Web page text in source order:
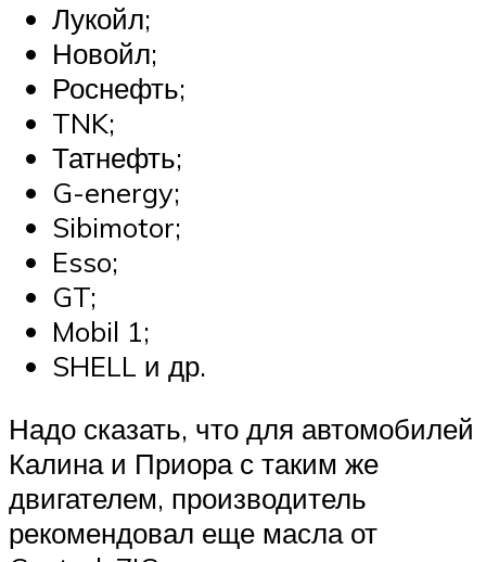
Лукойл;
Новойл;
Роснефть;
TNK;
Татнефть;
G-energy;
Sibimotor;
Esso;
GT;
Mobil 1;
SHELL и др.
Надо сказать, что для автомобилей
Калина и Приора с таким же
двигателем, производитель
рекомендовал еще масла от